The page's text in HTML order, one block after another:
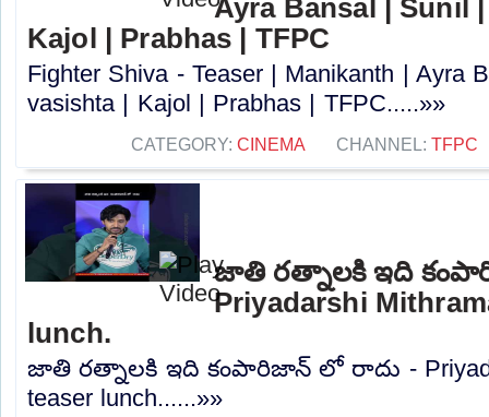
Ayra Bansal | Sunil
Kajol | Prabhas | TFPC
Fighter Shiva - Teaser | Manikanth | Ayra
vasishta | Kajol | Prabhas | TFPC.....»»
CATEGORY: CINEMA CHANNEL: TFPC
జాతి రత్నాలకి ఇది
Priyadarshi
lunch.
జాతి రత్నాలకి ఇది కంపారిజాన్ లో రాదు -
teaser lunch......»»